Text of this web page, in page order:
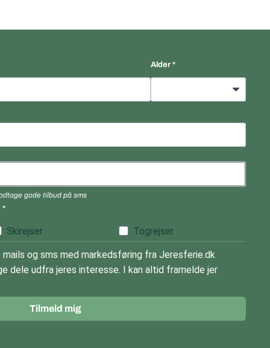
Alder
gode tilbud på sms
Skirejser Togrejser
og sms med markedsføring fra Jeresferie.dk
dele udfra jeres interesse. I kan altid framelde jer
Tilmeld mig